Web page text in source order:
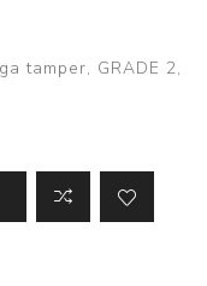
tamper, GRADE 2,